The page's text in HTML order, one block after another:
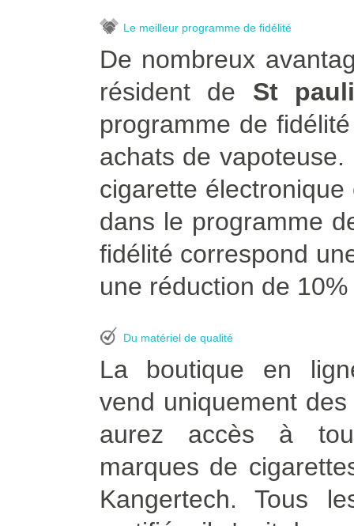
Le meilleur programme de fidélité
De nombreux
résident de St
programme de
achats de
cigarette
dans le programme
fidélité correspond
une réduction de
Du matériel de qualité
La boutique en
vend uniquement
aurez accès à
marques de
Kangertech. Tous